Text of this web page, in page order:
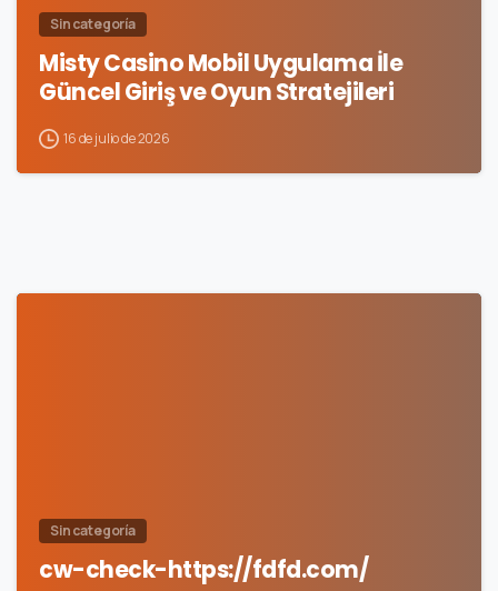
Sin categoría
Misty Casino Mobil Uygulama İle
Güncel Giriş ve Oyun Stratejileri
16 de julio de 2026
Sin categoría
cw-check-https://fdfd.com/